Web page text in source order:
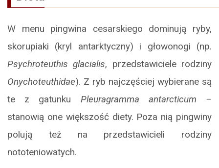
W menu pingwina cesarskiego dominują ryby,
skorupiaki (kryl antarktyczny) i głowonogi (np.
Psychroteuthis glacialis, przedstawiciele rodziny
Onychoteuthidae). Z ryb najczęściej wybierane są
te z gatunku Pleuragramma antarcticum –
stanowią one większość diety. Poza nią pingwiny
polują też na przedstawicieli rodziny
nototeniowatych.